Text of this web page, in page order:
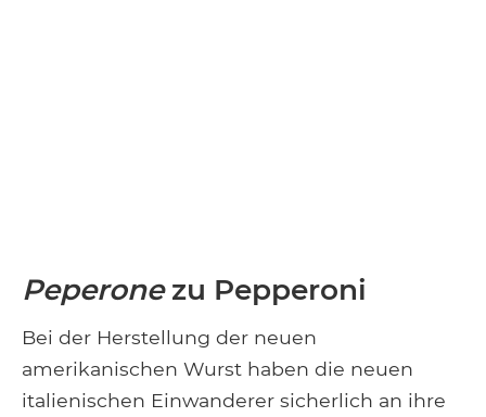
Peperonezu Pepperoni
Bei der Herstellung der neuen
amerikanischen Wurst haben die neuen
italienischen Einwanderer sicherlich an ihre